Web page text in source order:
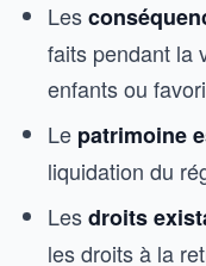
Les
faits pendant la
enfants ou
Le patrimoine
liquidation du
Lesdroits
les droits à la